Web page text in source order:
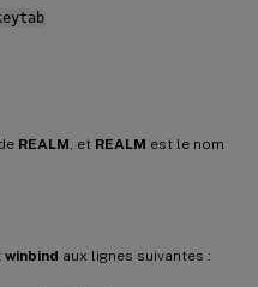
REALM , et REALM est le nom
winbind aux lignes suivantes :